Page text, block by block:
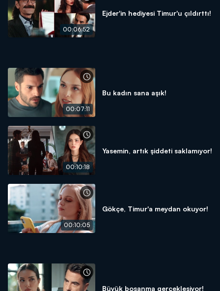
00:06:52
Ejder'in hediyesi Timur'u çıldırttı!
00:07:11
Bu kadın sana aşık!
00:10:18
Yasemin, artık şiddeti saklamıyor!
00:10:05
Gökçe, Timur'a meydan okuyor!
Büyük boşanma gerçekleşiyor!